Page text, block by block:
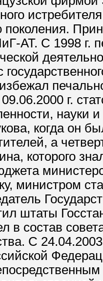
поколения.
АТ. С 1998 г.
г.
науки
когда он
а
которого
министром
штаты
в состав
С